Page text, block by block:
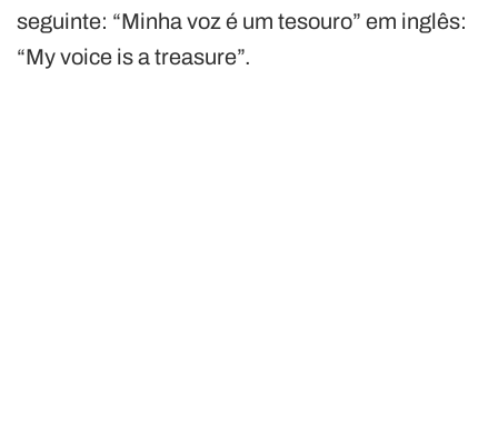
seguinte: “Minha voz é um tesouro” em inglês:
“My voice is a treasure”.